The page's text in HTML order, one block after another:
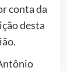
conta da
desta